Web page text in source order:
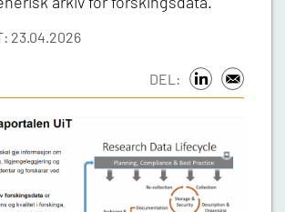
23.04.2026
DEL: